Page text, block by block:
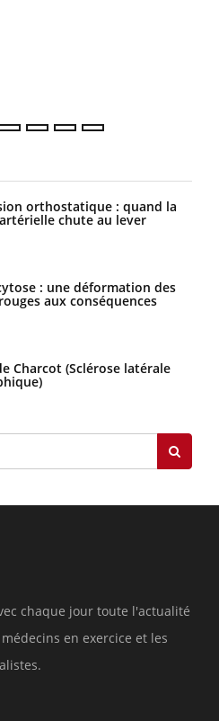
orthostatique : quand la
chute au lever
: une déformation des
aux conséquences
Charcot (Sclérose latérale
chaque jour toute l'actualité
en exercice et les